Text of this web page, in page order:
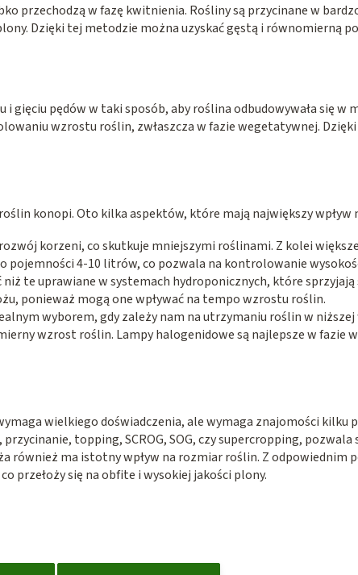
przechodzą w fazę kwitnienia. Rośliny są przycinane w
Dzięki tej metodzie można uzyskać gęstą i równomierną
pędów w taki sposób, aby roślina odbudowywała się w
wzrostu roślin, zwłaszcza w fazie wegetatywnej.
konopi. Oto kilka aspektów, które mają największy wpływ
korzeni, co skutkuje mniejszymi roślinami. Z kolei
pojemności 4-10 litrów, co pozwala na kontrolowanie
te uprawiane w systemach hydroponicznych, które
ponieważ mogą one wpływać na tempo wzrostu roślin.
wyborem, gdy zależy nam na utrzymaniu roślin w
wzrost roślin. Lampy halogenidowe są najlepsze w fazie
wielkiego doświadczenia, ale wymaga znajomości kilku
topping, SCROG, SOG, czy supercropping, pozwala
również ma istotny wpływ na rozmiar roślin. Z odpowiednim
przełoży się na obfite i wysokiej jakości plony.